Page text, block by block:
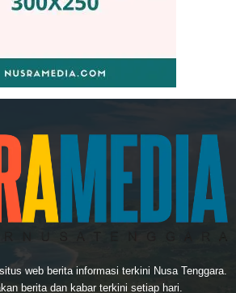
web berita informasi terkini Nusa Tenggara.
berita dan kabar terkini setiap hari.